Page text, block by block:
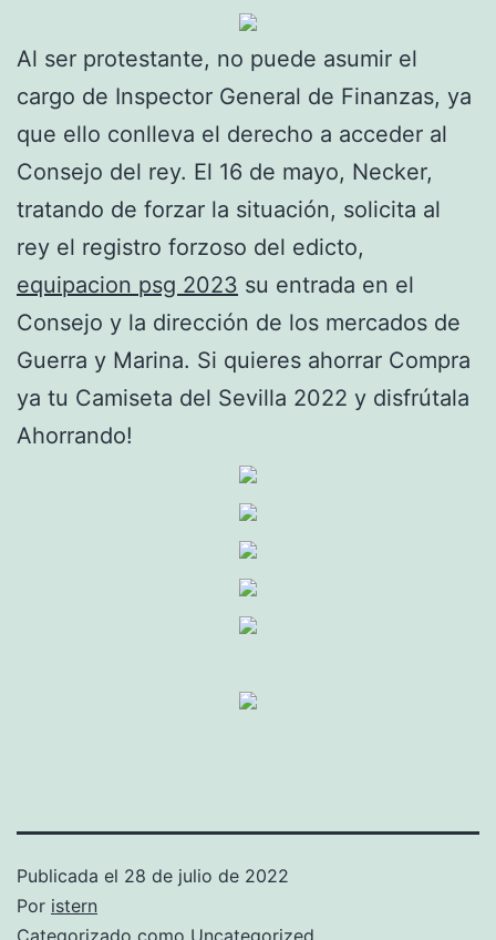
Al ser protestante, no puede asumir el
cargo de Inspector General de Finanzas, ya
que ello conlleva el derecho a acceder al
Consejo del rey. El 16 de mayo, Necker,
tratando de forzar la situación, solicita al
rey el registro forzoso del edicto,
equipacion psg 2023 su entrada en el
Consejo y la dirección de los mercados de
Guerra y Marina. Si quieres ahorrar Compra
ya tu Camiseta del Sevilla 2022 y disfrútala
Ahorrando!
Publicada el 28 de julio de 2022
Por istern
Categorizado como Uncategorized